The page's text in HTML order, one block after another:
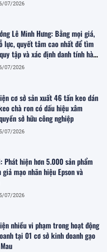
07/2026
Lê Minh Hưng: Bằng mọi giá,
lực, quyết tâm cao nhất để tìm
tập và xác định danh tính hài
sĩ
07/2026
cơ sở sản xuất 46 tấn keo dán
chà ron có dấu hiệu xâm
sở hữu công nghiệp
07/2026
Phát hiện hơn 5.000 sản phẩm
mạo nhãn hiệu Epson và
07/2026
nhiều vi phạm trong hoạt động
tại 01 cơ sở kinh doanh gạo